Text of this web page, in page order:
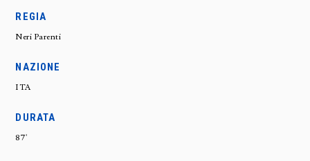
REGIA
Neri Parenti
NAZIONE
ITA
DURATA
87'